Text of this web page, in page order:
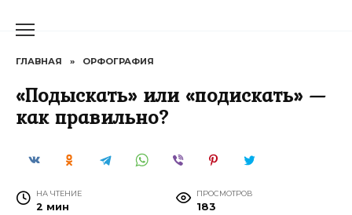
ГЛАВНАЯ » ОРФОГРАФИЯ
«Подыскать» или «подискать» —
как правильно?
НА ЧТЕНИЕ
2 мин
ПРОСМОТРОВ
183